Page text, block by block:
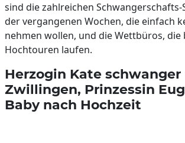
sind die zahlreichen
der vergangenen Wochen, die einfach
nehmen wollen, und die Wettbüros, die
Hochtouren laufen.
Herzogin Kate
Zwillingen, Prinzessin
Baby nach Hochzeit